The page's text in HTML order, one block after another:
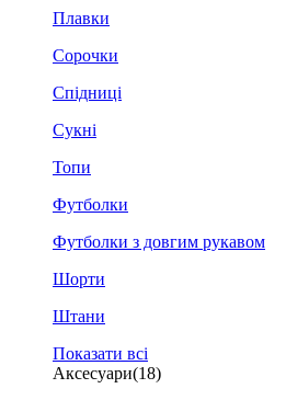
Плавки
Сорочки
Спідниці
Сукні
Топи
Футболки
Футболки з довгим рукавом
Шорти
Штани
Показати всі
Аксесуари(18)